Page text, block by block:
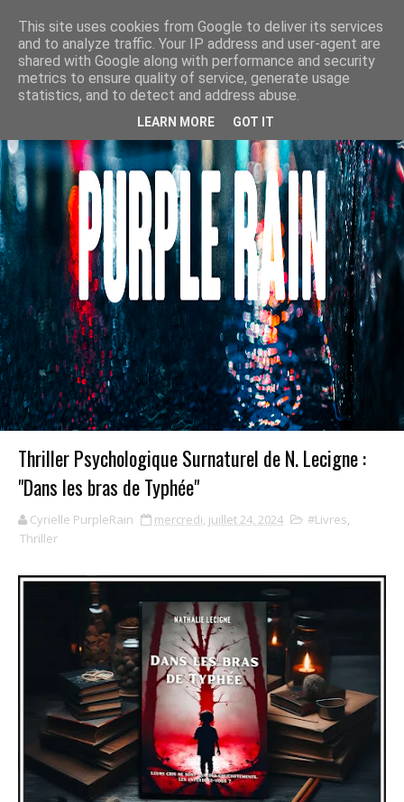
Thriller Psychologique Surnaturel de N. Lecigne :
"Dans les bras de Typhée"
Cyrielle PurpleRain mercredi, juillet 24, 2024 #Livres,
Thriller
This site uses cookies from Google to deliver its services
and to analyze traffic. Your IP address and user-agent are
shared with Google along with performance and security
metrics to ensure quality of service, generate usage
statistics, and to detect and address abuse.
LEARN MORE GOT IT